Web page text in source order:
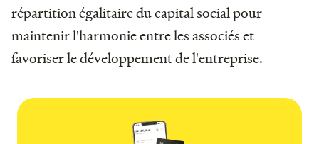
répartition égalitaire du capital social pour
maintenir l'harmonie entre les associés et
favoriser le développement de l'entreprise.